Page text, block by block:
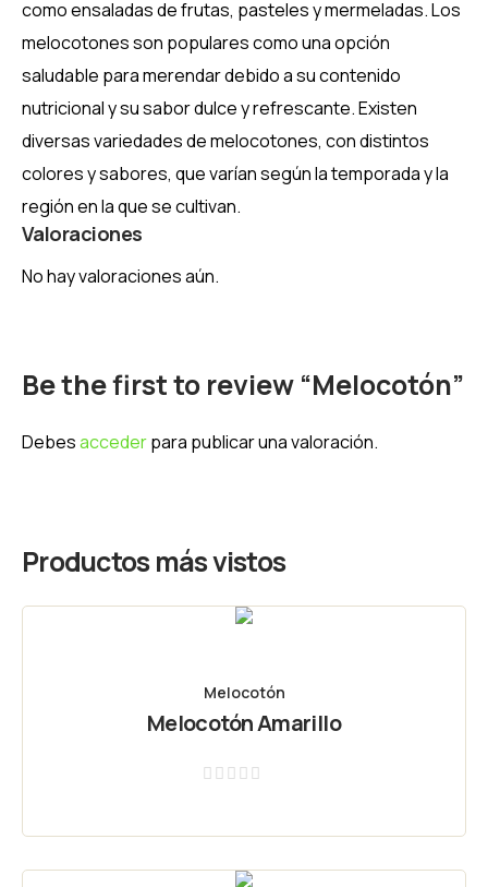
como ensaladas de frutas, pasteles y mermeladas. Los
melocotones son populares como una opción
saludable para merendar debido a su contenido
nutricional y su sabor dulce y refrescante. Existen
diversas variedades de melocotones, con distintos
colores y sabores, que varían según la temporada y la
región en la que se cultivan.
Valoraciones
No hay valoraciones aún.
Be the first to review “Melocotón”
Debesaccederpara publicar una valoración.
Productos más vistos
Melocotón
Melocotón Amarillo